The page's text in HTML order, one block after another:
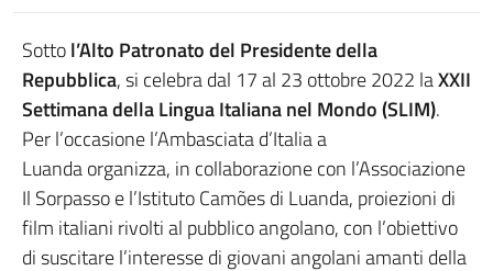
Sottol’Alto Patronato del Presidente della
Repubblica, si celebra dal 17 al 23 ottobre 2022 laXXII
Settimana della Lingua Italiana nel Mondo (SLIM).
Per l’occasione l’Ambasciata d’Italia a
Luanda organizza, in collaborazione con l’Associazione
Il Sorpasso e l’Istituto Camões di Luanda, proiezioni di
film italiani rivolti al pubblico angolano, con l’obiettivo
di suscitare l’interesse di giovani angolani amanti della